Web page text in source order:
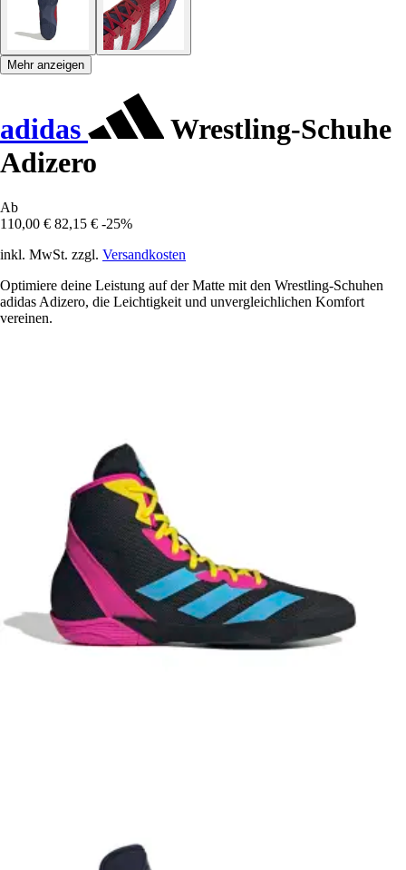
Mehr anzeigen
adidas
Wrestling-Schuhe
Adizero
Ab
110,00 € 82,15 € -25%
inkl. MwSt. zzgl. Versandkosten
Optimiere deine Leistung auf der Matte mit den Wrestling-Schuhen
adidas Adizero, die Leichtigkeit und unvergleichlichen Komfort
vereinen.